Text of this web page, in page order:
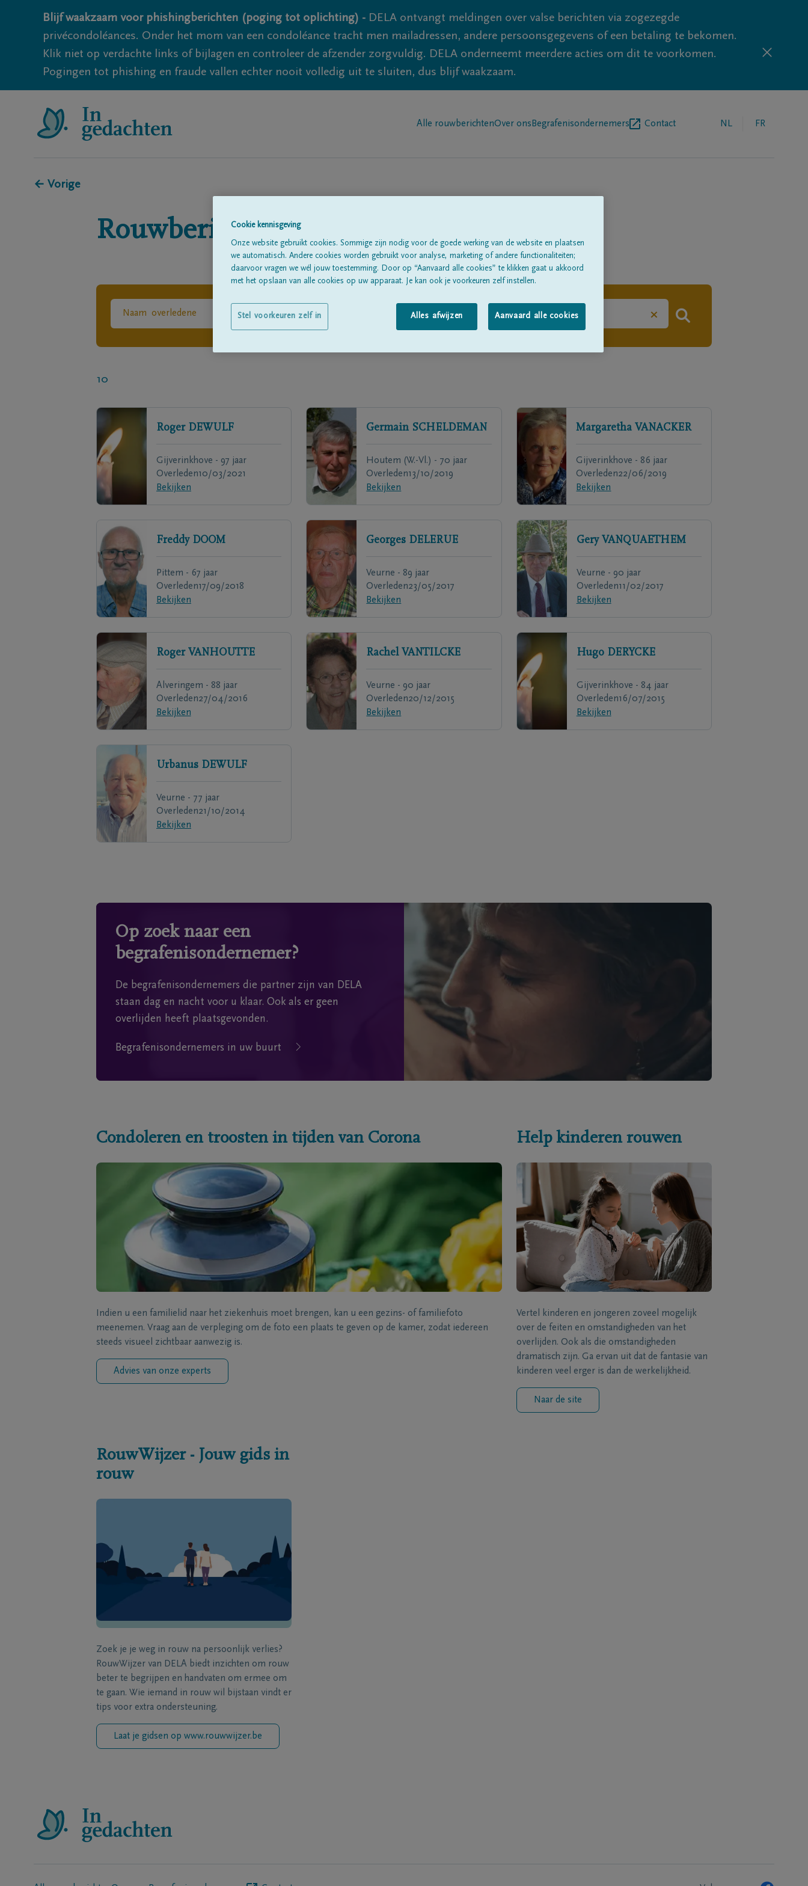
Blijf waakzaam voor phishingberichten (poging tot oplichting) - DELA ontvangt meldingen over valse berichten via zogezegde
privécondoléances. Onder het mom van een condoléance tracht men mailadressen, andere persoonsgegevens of een betaling te bekomen.
Klik niet op verdachte links of bijlagen en controleer de afzender zorgvuldig. DELA onderneemt meerdere acties om dit te voorkomen.
Pogingen tot phishing en fraude vallen echter nooit volledig uit te sluiten, dus blijf waakzaam.
Alle rouwberichtenOver ons Begrafenisondernemers Contact NL FR
← Vorige
Rouwberichten in 'Gijverinkhove'
×
10
Roger DEWULF
Gijverinkhove - 97 jaar
Overleden10/03/2021
Bekijken
Germain SCHELDEMAN
Houtem (W.-Vl.) - 70 jaar
Overleden13/10/2019
Bekijken
Margaretha VANACKER
Gijverinkhove - 86 jaar
Overleden22/06/2019
Bekijken
Freddy DOOM
Pittem - 67 jaar
Overleden17/09/2018
Bekijken
Georges DELERUE
Veurne - 89 jaar
Overleden23/05/2017
Bekijken
Gery VANQUAETHEM
Veurne - 90 jaar
Overleden11/02/2017
Bekijken
Roger VANHOUTTE
Alveringem - 88 jaar
Overleden27/04/2016
Bekijken
Rachel VANTILCKE
Veurne - 90 jaar
Overleden20/12/2015
Bekijken
Hugo DERYCKE
Gijverinkhove - 84 jaar
Overleden16/07/2015
Bekijken
Urbanus DEWULF
Veurne - 77 jaar
Overleden21/10/2014
Bekijken
Op zoek naar een
begrafenisondernemer?
De begrafenisondernemers die partner zijn van DELA
staan dag en nacht voor u klaar. Ook als er geen
overlijden heeft plaatsgevonden.
Begrafenisondernemers in uw buurt
Condoleren en troosten in tijden van Corona
Indien u een familielid naar het ziekenhuis moet brengen, kan u een gezins- of familiefoto
meenemen. Vraag aan de verpleging om de foto een plaats te geven op de kamer, zodat iedereen
steeds visueel zichtbaar aanwezig is.
Advies van onze experts
Help kinderen rouwen
Vertel kinderen en jongeren zoveel mogelijk
over de feiten en omstandigheden van het
overlijden. Ook als die omstandigheden
dramatisch zijn. Ga ervan uit dat de fantasie van
kinderen veel erger is dan de werkelijkheid.
Naar de site
RouwWijzer - Jouw gids in
rouw
Zoek je je weg in rouw na persoonlijk verlies?
RouwWijzer van DELA biedt inzichten om rouw
beter te begrijpen en handvaten om ermee om
te gaan. Wie iemand in rouw wil bijstaan vindt er
tips voor extra ondersteuning.
Laat je gidsen op www.rouwwijzer.be
Cookie kennisgeving
Onze website gebruikt cookies. Sommige zijn nodig voor de goede werking van de website en plaatsen
we automatisch. Andere cookies worden gebruikt voor analyse, marketing of andere functionaliteiten;
daarvoor vragen we wél jouw toestemming. Door op “Aanvaard alle cookies” te klikken gaat u akkoord
met het opslaan van alle cookies op uw apparaat. Je kan ook je voorkeuren zelf instellen.
Alles afwijzen Aanvaard alle cookies
Stel voorkeuren zelf in